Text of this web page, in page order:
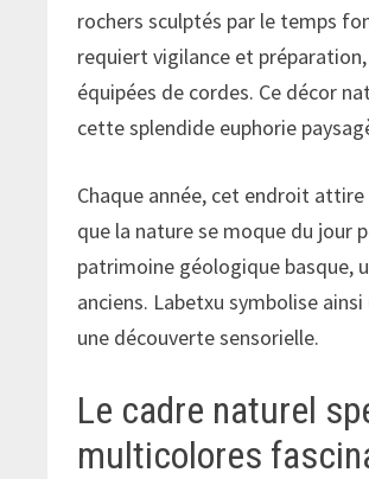
rochers sculptés par le temps
requiert vigilance et
équipées de cordes. Ce décor
cette splendide euphorie
Chaque année, cet endroit
que la nature se moque du jour
patrimoine géologique basque,
anciens. Labetxu symbolise
une découverte sensorielle.
Le cadre naturel
multicolores